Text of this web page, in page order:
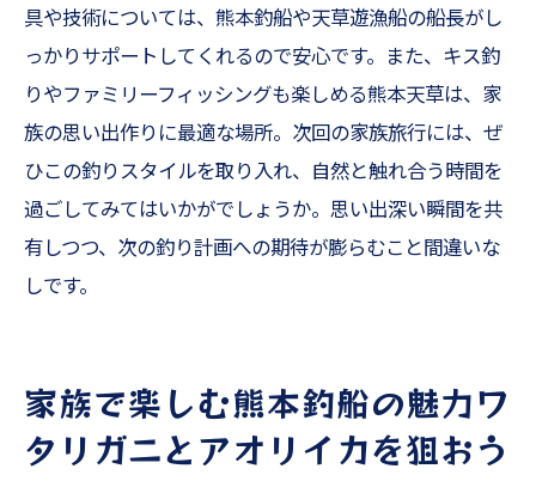
具や技術については、熊本釣船や天草遊漁船の船長がし
っかりサポートしてくれるので安心です。また、キス釣
りやファミリーフィッシングも楽しめる熊本天草は、家
族の思い出作りに最適な場所。次回の家族旅行には、ぜ
ひこの釣りスタイルを取り入れ、自然と触れ合う時間を
過ごしてみてはいかがでしょうか。思い出深い瞬間を共
有しつつ、次の釣り計画への期待が膨らむこと間違いな
しです。
家族で楽しむ熊本釣船の魅力ワ
タリガニとアオリイカを狙おう